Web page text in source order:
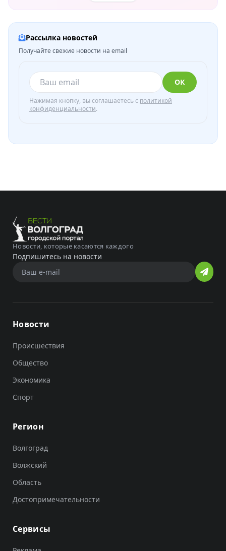
Рассылка новостей
Получайте свежие новости на email
ОК
Нажимая кнопку, вы соглашаетесь с политикой
конфиденциальности.
Новости, которые касаются каждого
Подпишитесь на новости
Новости
Происшествия
Общество
Экономика
Спорт
Регион
Волгоград
Волжский
Область
Достопримечательности
Сервисы